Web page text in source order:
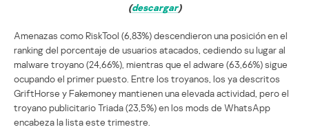
(descargar)
Amenazas como RiskTool (6,83%) descendieron una posición en el
ranking del porcentaje de usuarios atacados, cediendo su lugar al
malware troyano (24,66%), mientras que el adware (63,66%) sigue
ocupando el primer puesto. Entre los troyanos, los ya descritos
GriftHorse y Fakemoney mantienen una elevada actividad, pero el
troyano publicitario Triada (23,5%) en los mods de WhatsApp
encabeza la lista este trimestre.